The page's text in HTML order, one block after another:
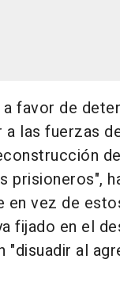
favor de
a las fuerzas
prisioneros",
en vez de
fijado en el
"disuadir al